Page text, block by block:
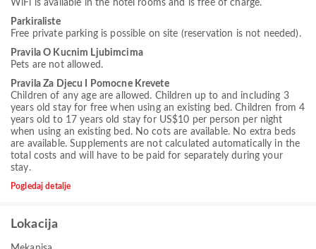
WiFi is available in the hotel rooms and is free of charge.
Parkiraliste
Free private parking is possible on site (reservation is not needed).
Pravila O Kucnim Ljubimcima
Pets are not allowed.
Pravila Za Djecu I Pomocne Krevete
Children of any age are allowed. Children up to and including 3
years old stay for free when using an existing bed. Children from 4
years old to 17 years old stay for US$10 per person per night
when using an existing bed. No cots are available. No extra beds
are available. Supplements are not calculated automatically in the
total costs and will have to be paid for separately during your
stay.
Pogledaj detalje
Lokacija